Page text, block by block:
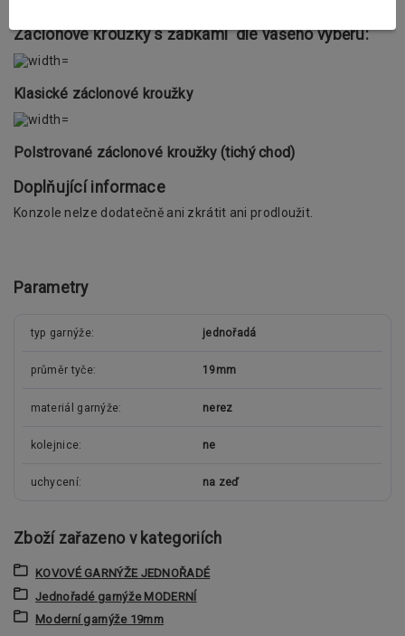
Záclonové kroužky s žabkami dle vašeho výběru:
Klasické záclonové kroužky
Polstrované záclonové kroužky (tichý chod)
Doplňující informace
Konzole nelze dodatečně ani zkrátit ani prodloužit.
Parametry
typ garnýže jednořadá
průměr tyče 19mm
materiál garnýže nerez
kolejnice ne
uchycení na zeď
Zboží zařazeno v kategoriích
KOVOVÉ GARNÝŽE JEDNOŘADÉ
Jednořadé garnýže MODERNÍ
Moderní garnýže 19mm